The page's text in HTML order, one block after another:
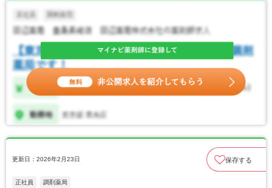
更新日：2026年2月23日 保存する
正社員 調剤薬局